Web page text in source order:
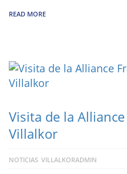
READ MORE
Visita de la
Villalkor
NOTICIAS VILLALKORADMIN